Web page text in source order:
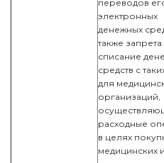
переводов
электронных
денежных
также запрета
списание
средств с
для
организаций,
расходные
в целях
медицинских